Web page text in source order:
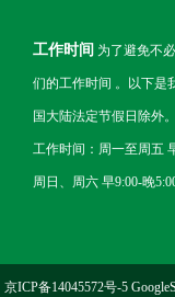
工作时间 为了避免不
们的工作时间 。以下是
国大陆法定节假日除外
工作时间：周一至周五
周日、周六 早9:00-晚
京ICP备14045572号-5